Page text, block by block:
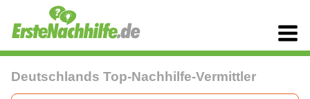
Deutschlands Top-Nachhilfe-Vermittler